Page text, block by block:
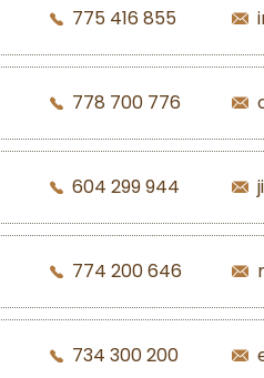
775 416 855
778 700 776
604 299 944
774 200 646
734 300 200